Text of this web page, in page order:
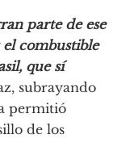
parte de ese
combustible
que sí
subrayando
permitió
de los